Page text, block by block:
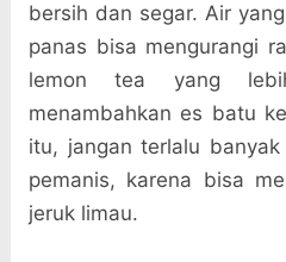
bersih dan segar. Air
panas bisa mengurangi
lemon tea yang
menambahkan es batu
itu, jangan terlalu
pemanis, karena bisa
jeruk limau.